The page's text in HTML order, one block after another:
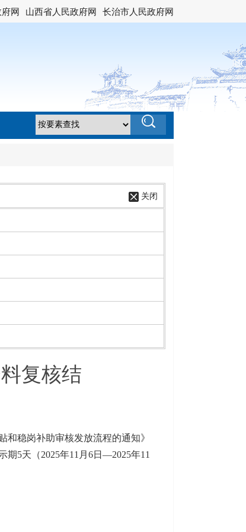
网 山西省人民政府网 长治市人民政府网
关闭
复核结
稳岗补助审核发放流程的通知》
期5天（2025年11月6日—2025年11